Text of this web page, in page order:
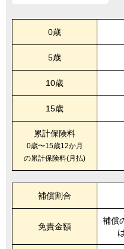
0歳
5歳
10歳
15歳
累計保険料
0歳〜15歳12か月
の累計保険料(月払)
補償割合
免責金額
補償